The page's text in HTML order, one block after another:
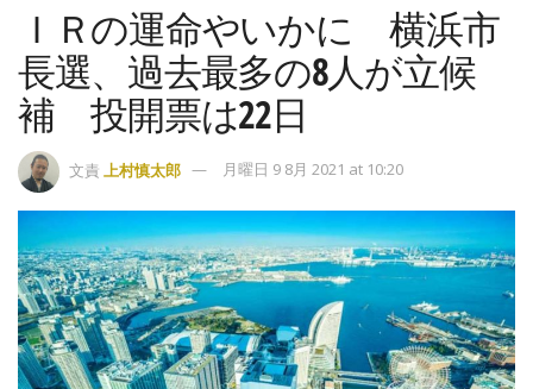
ＩＲの運命やいかに 横浜市
長選、過去最多の8人が立候
補 投開票は22日
文責 上村慎太郎 月曜日 9 8月 2021 at 10:20